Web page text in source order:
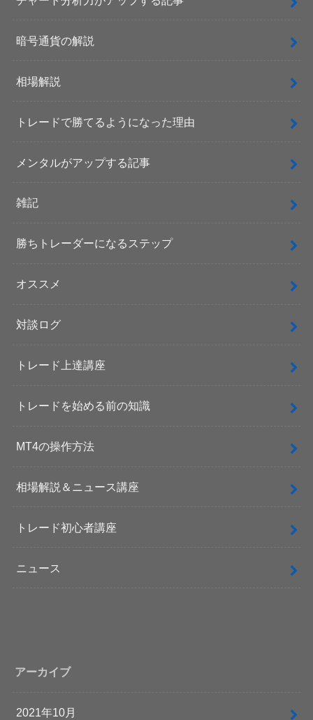
暗号通貨の解説
相場解説
トレードで勝てるようになった理由
メンタルがアップする記事
雑記
勝ちトレーダーになるステップ
オススメ
対談ログ
トレード上達講座
トレードを始める前の知識
MT4の操作方法
相場解説＆ニュース講座
トレード初心者講座
ニュース
アーカイブ
2021年10月